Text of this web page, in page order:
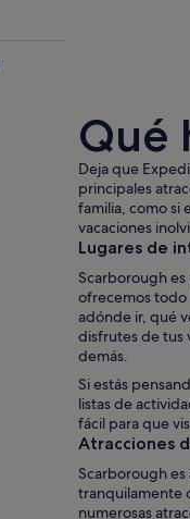
Qué
Deja que
principales
familia, como si
vacaciones
Lugares de
Scarborough
ofrecemos todo
adónde ir, qué
disfrutes de tus
demás.
Si estás
listas de
fácil para que
Atracciones
Scarborough es
tranquilamente
numerosas